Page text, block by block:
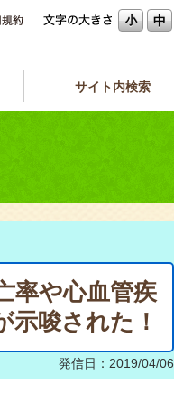
小 中
サイト内検索
率や心血管疾
示唆された！
発信日：2019/04/06